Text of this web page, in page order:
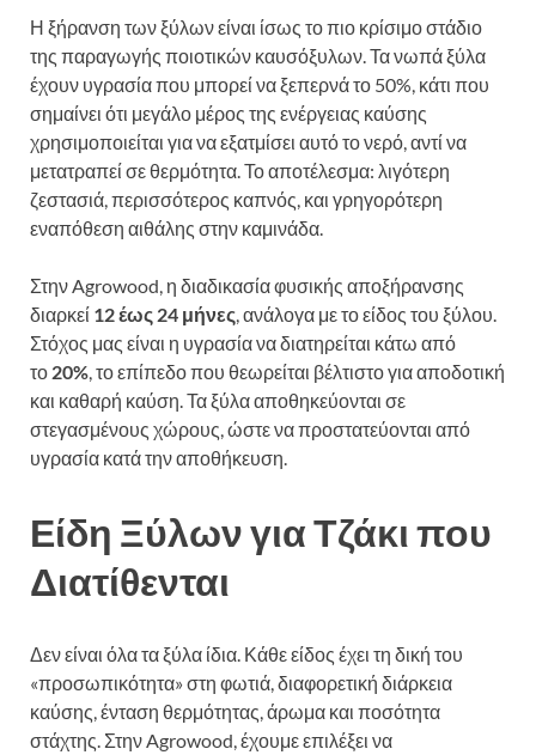
Η ξήρανση των ξύλων είναι ίσως το πιο κρίσιμο στάδιο
της παραγωγής ποιοτικών καυσόξυλων. Τα νωπά ξύλα
έχουν υγρασία που μπορεί να ξεπερνά το 50%, κάτι που
σημαίνει ότι μεγάλο μέρος της ενέργειας καύσης
χρησιμοποιείται για να εξατμίσει αυτό το νερό, αντί να
μετατραπεί σε θερμότητα. Το αποτέλεσμα: λιγότερη
ζεστασιά, περισσότερος καπνός, και γρηγορότερη
εναπόθεση αιθάλης στην καμινάδα.
Στην Agrowood, η διαδικασία φυσικής αποξήρανσης
διαρκεί 12 έως 24 μήνες, ανάλογα με το είδος του ξύλου.
Στόχος μας είναι η υγρασία να διατηρείται κάτω από
το 20%, το επίπεδο που θεωρείται βέλτιστο για αποδοτική
και καθαρή καύση. Τα ξύλα αποθηκεύονται σε
στεγασμένους χώρους, ώστε να προστατεύονται από
υγρασία κατά την αποθήκευση.
Είδη Ξύλων για Τζάκι που
Διατίθενται
Δεν είναι όλα τα ξύλα ίδια. Κάθε είδος έχει τη δική του
«προσωπικότητα» στη φωτιά, διαφορετική διάρκεια
καύσης, ένταση θερμότητας, άρωμα και ποσότητα
στάχτης. Στην Agrowood, έχουμε επιλέξει να